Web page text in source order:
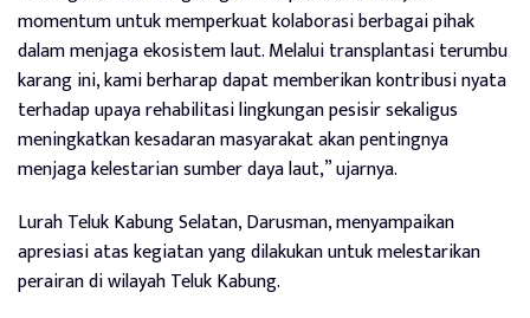
momentum untuk memperkuat kolaborasi berbagai pihak
dalam menjaga ekosistem laut. Melalui transplantasi terumbu
karang ini, kami berharap dapat memberikan kontribusi nyata
terhadap upaya rehabilitasi lingkungan pesisir sekaligus
meningkatkan kesadaran masyarakat akan pentingnya
menjaga kelestarian sumber daya laut,” ujarnya.
Lurah Teluk Kabung Selatan, Darusman, menyampaikan
apresiasi atas kegiatan yang dilakukan untuk melestarikan
perairan di wilayah Teluk Kabung.